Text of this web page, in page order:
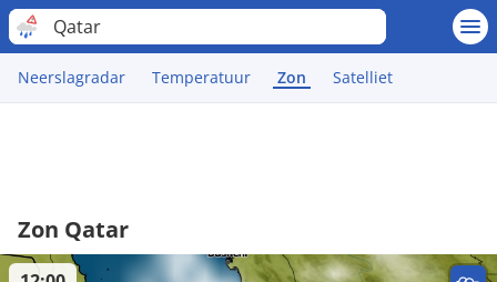
Qatar
Neerslagradar Temperatuur Zon Satelliet
Zon Qatar